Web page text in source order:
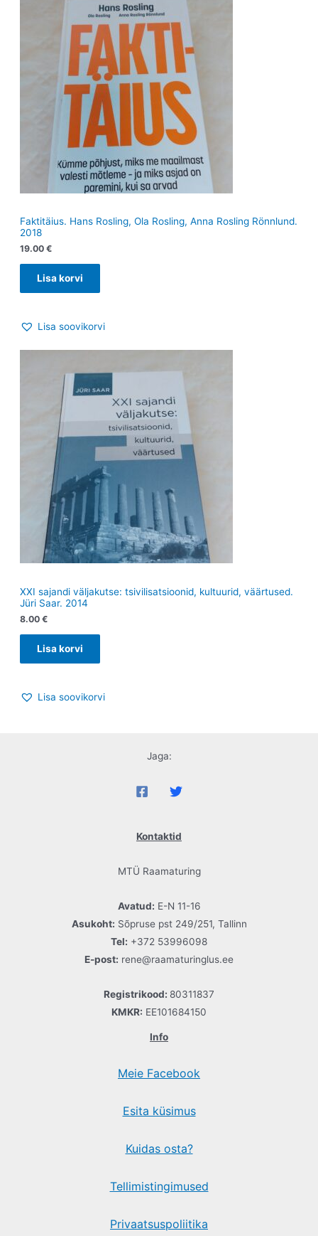
Faktitäius. Hans Rosling, Ola Rosling, Anna Rosling Rönnlund.
2018
19.00 €
Lisa korvi
Lisa soovikorvi
XXI sajandi väljakutse: tsivilisatsioonid, kultuurid, väärtused.
Jüri Saar. 2014
8.00 €
Lisa korvi
Lisa soovikorvi
Jaga:
Kontaktid
MTÜ Raamaturing
Avatud: E-N 11-16
Asukoht: Sõpruse pst 249/251, Tallinn
Tel: +372 53996098
E-post: rene@raamaturinglus.ee
Registrikood: 80311837
KMKR: EE101684150
Info
Meie Facebook
Esita küsimus
Kuidas osta?
Tellimistingimused
Privaatsuspoliitika